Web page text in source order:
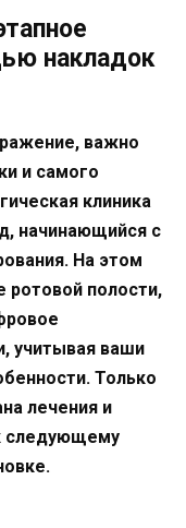
накладок
важно
и самого
клиника
начинающийся с
На этом
ротовой полости,
учитывая ваши
Только
лечения и
следующему